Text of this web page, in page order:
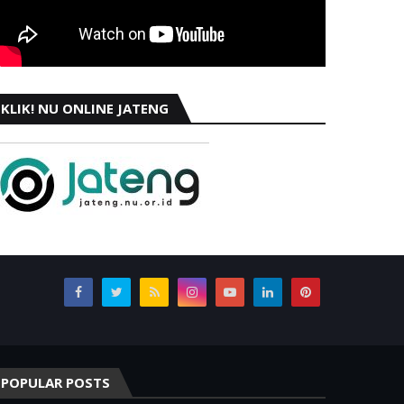
KLIK! NU ONLINE JATENG
POPULAR POSTS